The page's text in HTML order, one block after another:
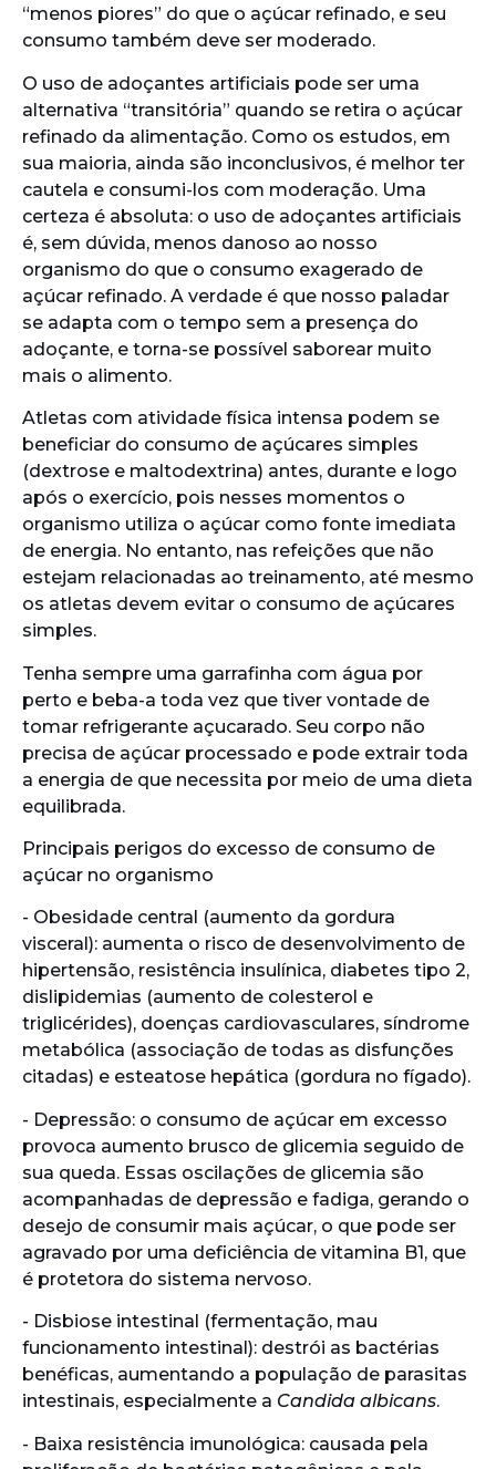
“menos piores” do que o açúcar refinado, e seu
consumo também deve ser moderado.
O uso de adoçantes artificiais pode ser uma
alternativa “transitória” quando se retira o açúcar
refinado da alimentação. Como os estudos, em
sua maioria, ainda são inconclusivos, é melhor ter
cautela e consumi-los com moderação. Uma
certeza é absoluta: o uso de adoçantes artificiais
é, sem dúvida, menos danoso ao nosso
organismo do que o consumo exagerado de
açúcar refinado. A verdade é que nosso paladar
se adapta com o tempo sem a presença do
adoçante, e torna-se possível saborear muito
mais o alimento.
Atletas com atividade física intensa podem se
beneficiar do consumo de açúcares simples
(dextrose e maltodextrina) antes, durante e logo
após o exercício, pois nesses momentos o
organismo utiliza o açúcar como fonte imediata
de energia. No entanto, nas refeições que não
estejam relacionadas ao treinamento, até mesmo
os atletas devem evitar o consumo de açúcares
simples.
Tenha sempre uma garrafinha com água por
perto e beba-a toda vez que tiver vontade de
tomar refrigerante açucarado. Seu corpo não
precisa de açúcar processado e pode extrair toda
a energia de que necessita por meio de uma dieta
equilibrada.
Principais perigos do excesso de consumo de
açúcar no organismo
- Obesidade central (aumento da gordura
visceral): aumenta o risco de desenvolvimento de
hipertensão, resistência insulínica, diabetes tipo 2,
dislipidemias (aumento de colesterol e
triglicérides), doenças cardiovasculares, síndrome
metabólica (associação de todas as disfunções
citadas) e esteatose hepática (gordura no fígado).
- Depressão: o consumo de açúcar em excesso
provoca aumento brusco de glicemia seguido de
sua queda. Essas oscilações de glicemia são
acompanhadas de depressão e fadiga, gerando o
desejo de consumir mais açúcar, o que pode ser
agravado por uma deficiência de vitamina B1, que
é protetora do sistema nervoso.
- Disbiose intestinal (fermentação, mau
funcionamento intestinal): destrói as bactérias
benéficas, aumentando a população de parasitas
intestinais, especialmente a Candida albicans.
- Baixa resistência imunológica: causada pela